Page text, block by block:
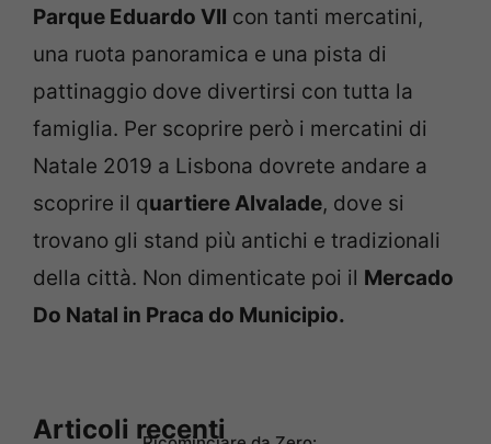
Parque Eduardo VII con tanti mercatini,
una ruota panoramica e una pista di
pattinaggio dove divertirsi con tutta la
famiglia. Per scoprire però i mercatini di
Natale 2019 a Lisbona dovrete andare a
scoprire il quartiere Alvalade, dove si
trovano gli stand più antichi e tradizionali
della città. Non dimenticate poi il Mercado
Do Natal in Praca do Municipio.
Articoli recenti